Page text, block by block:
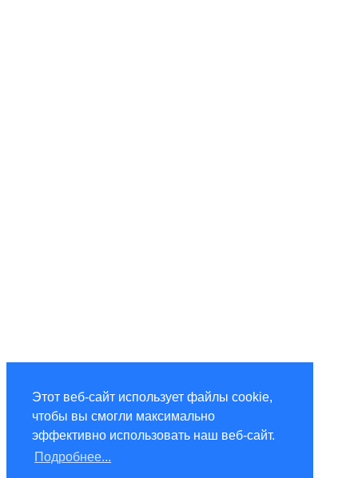
Этот веб-сайт использует файлы cookie,
чтобы вы смогли максимально
эффективно использовать наш веб-сайт.
Подробнее...